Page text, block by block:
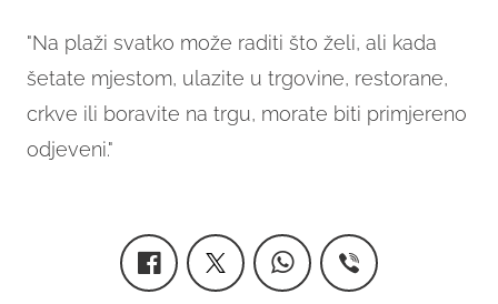
"Na plaži svatko može raditi što želi, ali kada
šetate mjestom, ulazite u trgovine, restorane,
crkve ili boravite na trgu, morate biti primjereno
odjeveni."